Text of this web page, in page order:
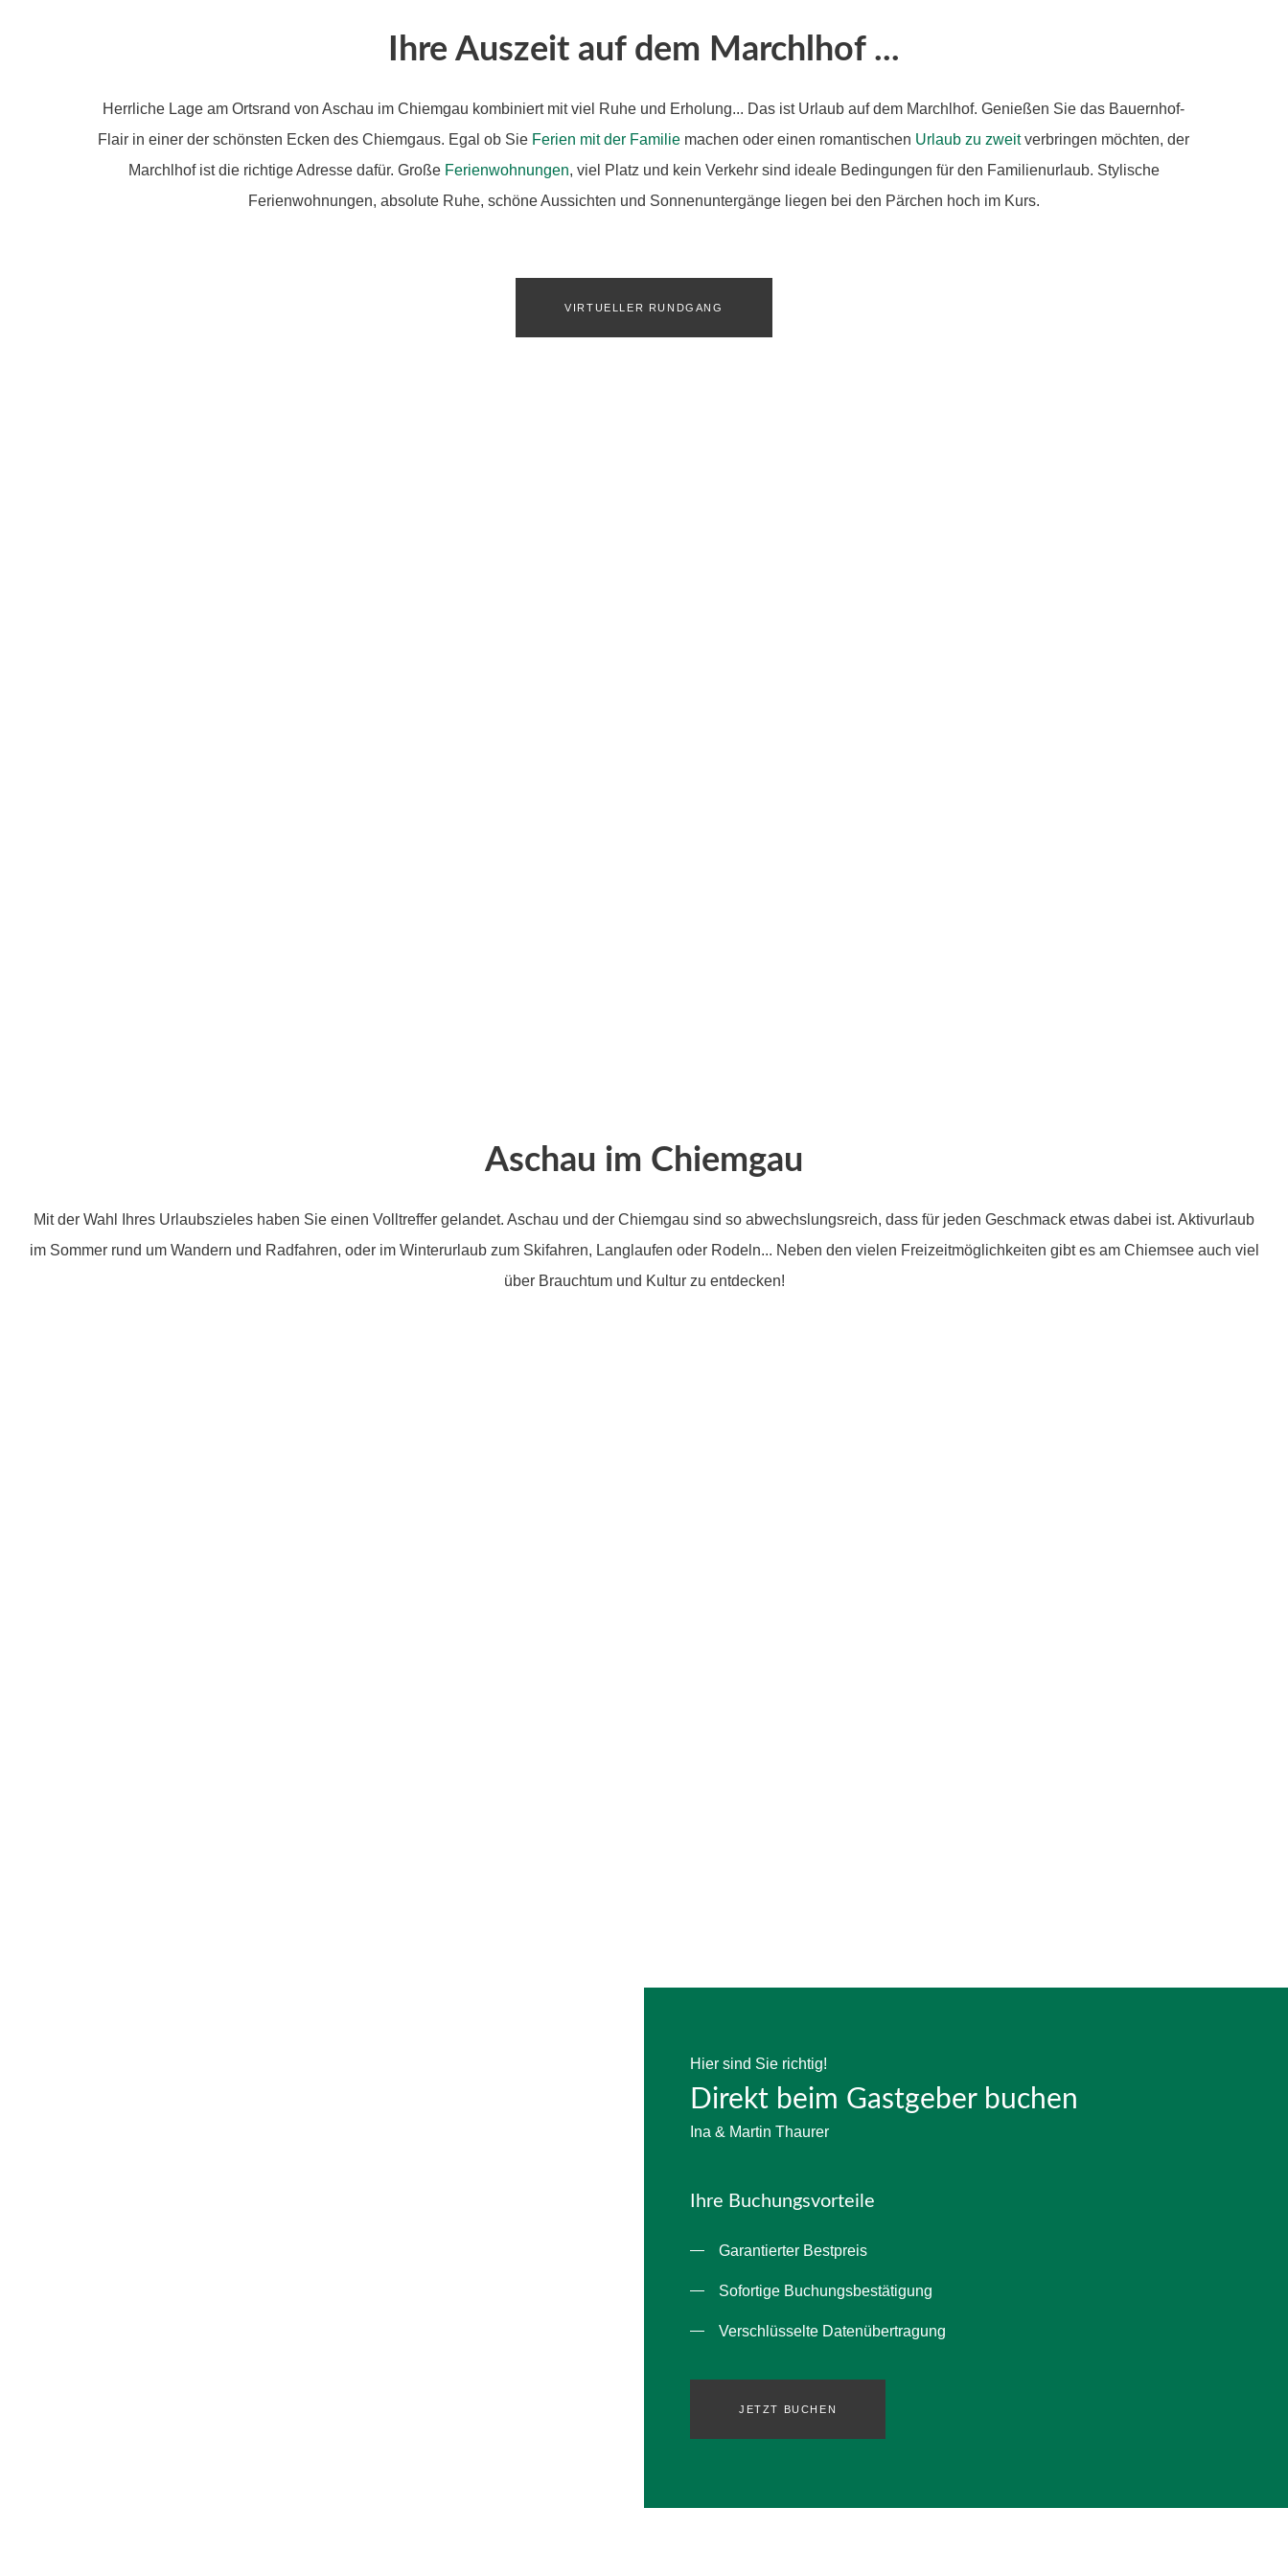
Ihre Auszeit auf dem Marchlhof ...
Herrliche Lage am Ortsrand von Aschau im Chiemgau kombiniert mit viel Ruhe und Erholung... Das ist Urlaub auf dem Marchlhof. Genießen Sie das Bauernhof-
Flair in einer der schönsten Ecken des Chiemgaus. Egal ob Sie Ferien mit der Familie machen oder einen romantischen Urlaub zu zweitverbringen möchten, der
Marchlhof ist die richtige Adresse dafür. Große Ferienwohnungen, viel Platz und kein Verkehr sind ideale Bedingungen für den Familienurlaub. Stylische
Ferienwohnungen, absolute Ruhe, schöne Aussichten und Sonnenuntergänge liegen bei den Pärchen hoch im Kurs.
VIRTUELLER RUNDGANG
Aschau im Chiemgau
Mit der Wahl Ihres Urlaubszieles haben Sie einen Volltreffer gelandet. Aschau und der Chiemgau sind so abwechslungsreich, dass für jeden Geschmack etwas dabei ist. Aktivurlaub
im Sommer rund um Wandern und Radfahren, oder im Winterurlaub zum Skifahren, Langlaufen oder Rodeln... Neben den vielen Freizeitmöglichkeiten gibt es am Chiemsee auch viel
über Brauchtum und Kultur zu entdecken!
Hier sind Sie richtig!
Direkt beim Gastgeber buchen
Ina & Martin Thaurer
Ihre Buchungsvorteile
Garantierter Bestpreis
Sofortige Buchungsbestätigung
Verschlüsselte Datenübertragung
JETZT BUCHEN